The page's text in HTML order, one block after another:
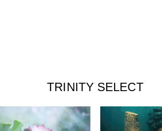
TRINITY SELECT